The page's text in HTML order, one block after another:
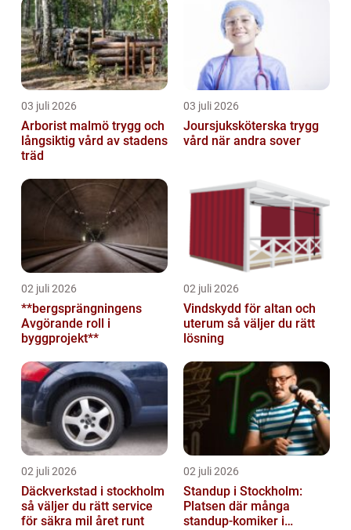
03 juli 2026
Arborist malmö trygg och
långsiktig vård av stadens
träd
03 juli 2026
Joursjuksköterska trygg
vård när andra sover
02 juli 2026
**bergsprängningens
Avgörande roll i
byggprojekt**
02 juli 2026
Vindskydd för altan och
uterum så väljer du rätt
lösning
02 juli 2026
Däckverkstad i stockholm
så väljer du rätt service
för säkra mil året runt
02 juli 2026
Standup i Stockholm:
Platsen där många
standup-komiker i